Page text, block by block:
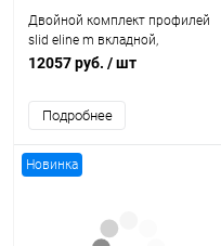
Двойной комплект профилей
slid eline m вкладной,
l2500,прикруч /приклеивание,
12057 руб. / шт
Подробнее
Новинка